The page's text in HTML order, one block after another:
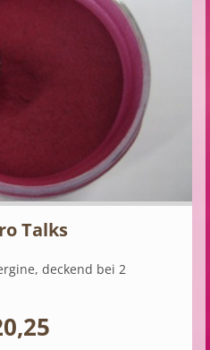
Talks
deckend bei 2